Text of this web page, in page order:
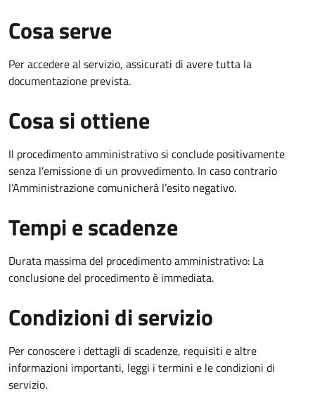
Cosa serve
Per accedere al servizio, assicurati di avere tutta la
documentazione prevista.
Cosa si ottiene
Il procedimento amministrativo si conclude positivamente
senza l’emissione di un provvedimento. In caso contrario
l’Amministrazione comunicherà l’esito negativo.
Tempi e scadenze
Durata massima del procedimento amministrativo: La
conclusione del procedimento è immediata.
Condizioni di servizio
Per conoscere i dettagli di scadenze, requisiti e altre
informazioni importanti, leggi i termini e le condizioni di
servizio.